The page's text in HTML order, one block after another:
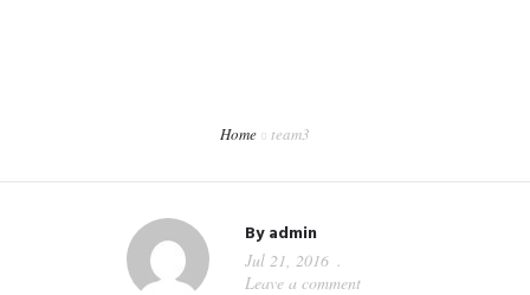
Home team3
Byadmin
Jul 21, 2016
Leave a comment